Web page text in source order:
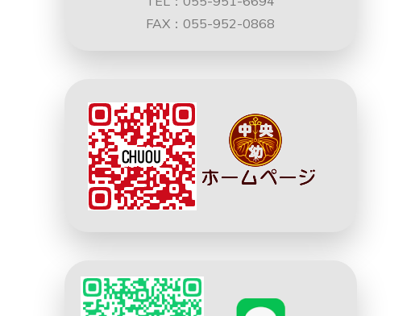
FAX：055-952-0868